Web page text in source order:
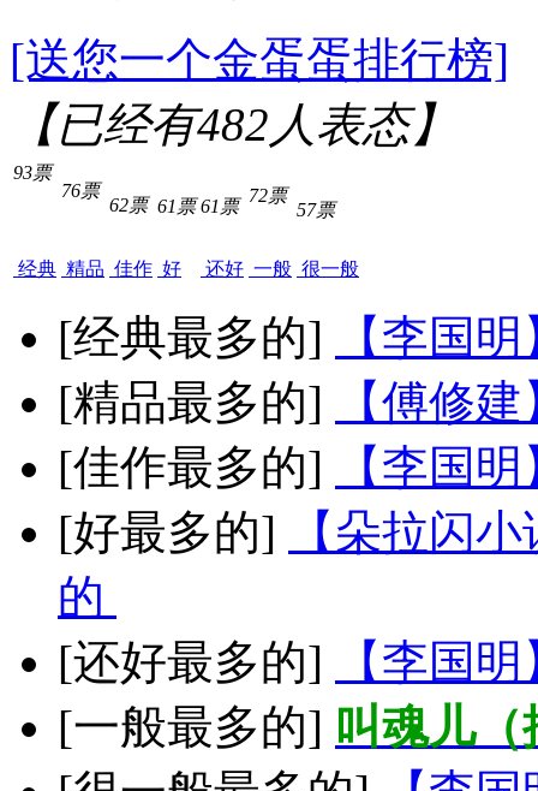
[送您一个金蛋蛋排行榜]
【已经有482人表态】
93票
经典
76票
精品
62票
佳作
61票
好
61票
还好
72票
一般
57票
很一般
[经典最多的]
【李国
[精品最多的]
【傅修
[佳作最多的]
【李国
[好最多的]
【朵拉闪
的
[还好最多的]
【李国
[一般最多的] 叫魂儿